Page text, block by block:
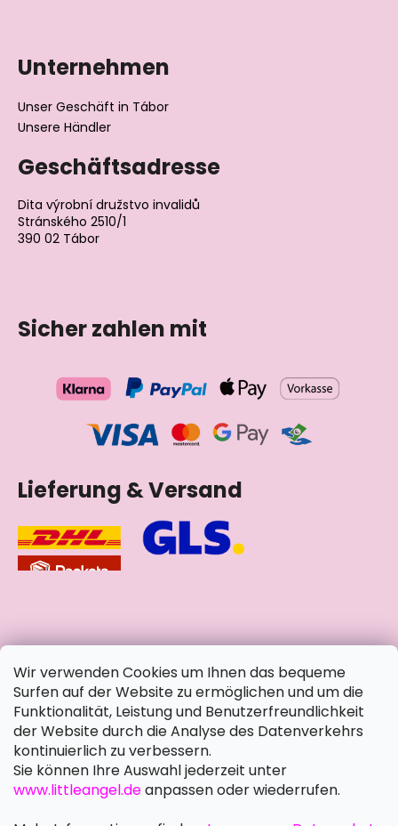
Wir verwenden Cookies um Ihnen das bequeme
Surfen auf der Website zu ermöglichen und um die
Funktionalität, Leistung und Benutzerfreundlichkeit
der Website durch die Analyse des Datenverkehrs
kontinuierlich zu verbessern.
Sie können Ihre Auswahl jederzeit unter
www.littleangel.deanpassen oder wiederrufen.
Unternehmen
Unser Geschäft in Tábor
Unsere Händler
Geschäftsadresse
Dita výrobní družstvo invalidů
Stránského 2510/1
390 02 Tábor
Sicher zahlen mit
Lieferung & Versand
soziale Netzwerke